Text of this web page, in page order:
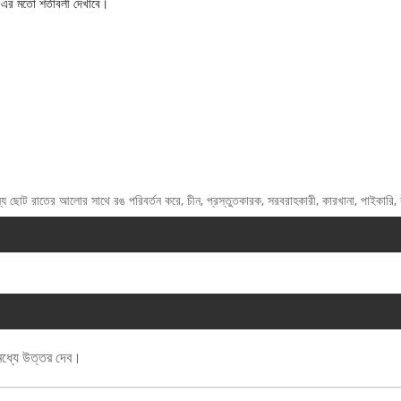
মতো শর্তাবলী দেখাবে।
রাতের আলোর সাথে রঙ পরিবর্তন করে, চীন, প্রস্তুতকারক, সরবরাহকারী, কারখানা, পাইকারি,
উত্তর দেব।